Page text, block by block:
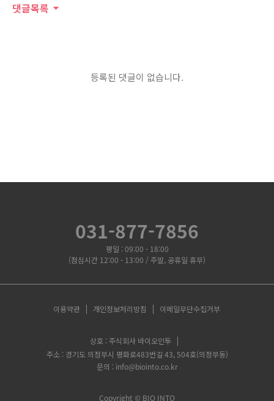
댓글목록
등록된 댓글이 없습니다.
031-877-7856
평일 : 09:00 - 18:00
(점심시간 12:00 - 13:00 / 주말, 공휴일 휴무)
이용약관 개인정보처리방침 이메일무단수집거부
상호 : 주식회사 바이오인투
주소 : 경기도 의정부시 평화로483번길 43, 504호(의정부동)
문의 : info@biointo.co.kr
Copyright © BIO INTO